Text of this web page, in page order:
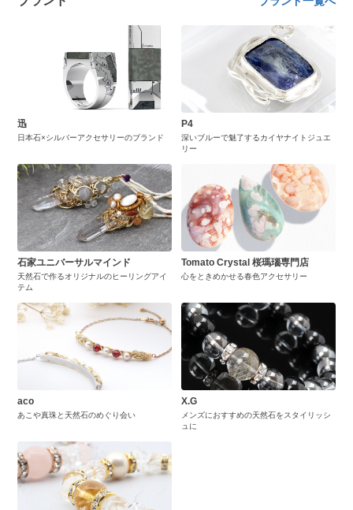
迅
日本石×シルバーアクセサリーのブランド
P4
深いブルーで魅了するカイヤナイトジュエ
リー
石家ユニバーサルマインド
天然石で作るオリジナルのヒーリングアイ
テム
Tomato Crystal 桜瑪瑙専門店
心をときめかせる春色アクセサリー
aco
あこや真珠と天然石のめぐり会い
X.G
メンズにおすすめの天然石をスタイリッシ
ュに